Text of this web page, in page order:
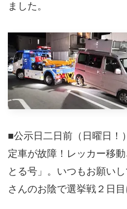
ました。
■公示日二日前（日曜日！
定車が故障！レッカー移
とる号」。いつもお願い
さんのお陰で選挙戦２日